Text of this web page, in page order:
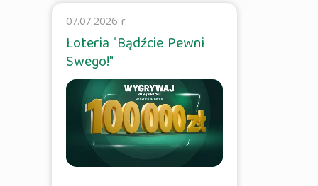
07.07.2026 r.
Loteria "Bądźcie Pewni
Swego!"